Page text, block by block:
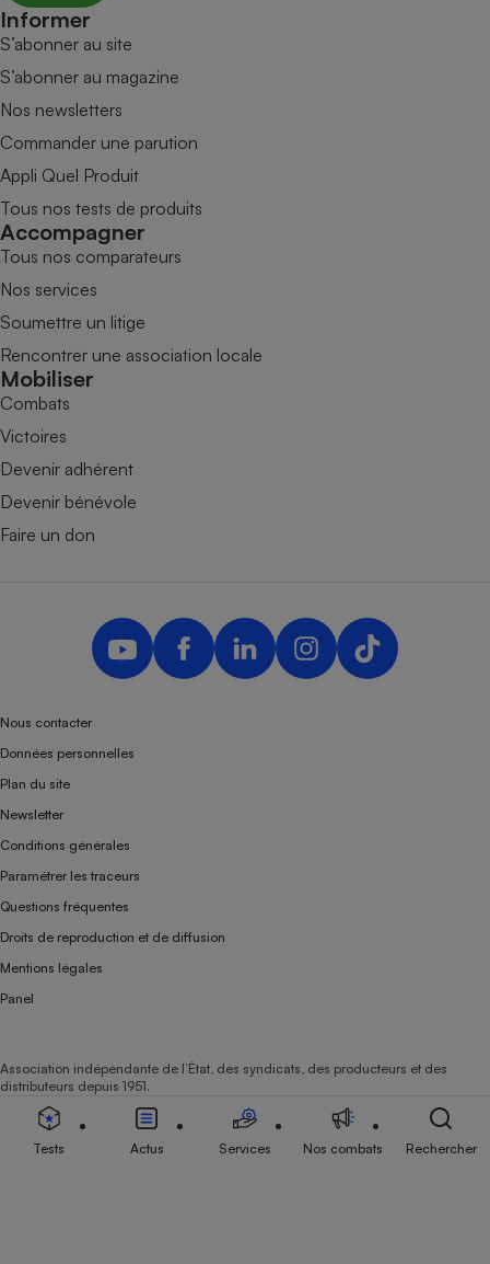
Informer
S’abonner au site
S’abonner au magazine
Nos newsletters
Commander une parution
Appli Quel Produit
Tous nos tests de produits
Accompagner
Tous nos comparateurs
Nos services
Soumettre un litige
Rencontrer une association locale
Mobiliser
Combats
Victoires
Devenir adhérent
Devenir bénévole
Faire un don
Nous contacter
Données personnelles
Plan du site
Newsletter
Conditions générales
Paramétrer les traceurs
Questions fréquentes
Droits de reproduction et de diffusion
Mentions légales
Panel
Association indépendante de l’État, des syndicats, des producteurs et des
distributeurs depuis 1951.
Tests Actus Services Nos combats Rechercher